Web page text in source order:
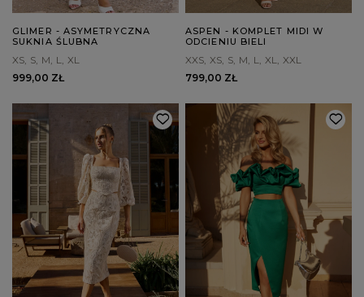
GLIMER - ASYMETRYCZNA
SUKNIA ŚLUBNA
XS S M L
XL
999,00 ZŁ
ASPEN - KOMPLET MIDI W
ODCIENIU BIELI
XXS XS S M L XL
XXL
799,00 ZŁ